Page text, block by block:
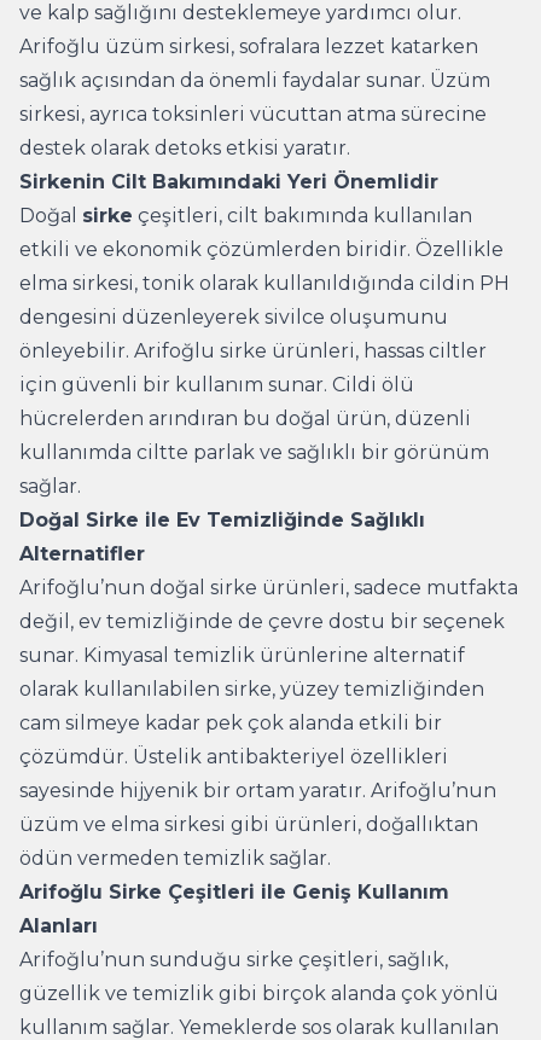
ve kalp sağlığını desteklemeye yardımcı olur.
Arifoğlu üzüm sirkesi, sofralara lezzet katarken
sağlık açısından da önemli faydalar sunar. Üzüm
sirkesi, ayrıca toksinleri vücuttan atma sürecine
destek olarak detoks etkisi yaratır.
Sirkenin Cilt Bakımındaki Yeri Önemlidir
Doğal sirke çeşitleri, cilt bakımında kullanılan
etkili ve ekonomik çözümlerden biridir. Özellikle
elma sirkesi, tonik olarak kullanıldığında cildin PH
dengesini düzenleyerek sivilce oluşumunu
önleyebilir. Arifoğlu sirke ürünleri, hassas ciltler
için güvenli bir kullanım sunar. Cildi ölü
hücrelerden arındıran bu doğal ürün, düzenli
kullanımda ciltte parlak ve sağlıklı bir görünüm
sağlar.
Doğal Sirke ile Ev Temizliğinde Sağlıklı
Alternatifler
Arifoğlu’nun doğal sirke ürünleri, sadece mutfakta
değil, ev temizliğinde de çevre dostu bir seçenek
sunar. Kimyasal temizlik ürünlerine alternatif
olarak kullanılabilen sirke, yüzey temizliğinden
cam silmeye kadar pek çok alanda etkili bir
çözümdür. Üstelik antibakteriyel özellikleri
sayesinde hijyenik bir ortam yaratır. Arifoğlu’nun
üzüm ve elma sirkesi gibi ürünleri, doğallıktan
ödün vermeden temizlik sağlar.
Arifoğlu Sirke Çeşitleri ile Geniş Kullanım
Alanları
Arifoğlu’nun sunduğu sirke çeşitleri, sağlık,
güzellik ve temizlik gibi birçok alanda çok yönlü
kullanım sağlar. Yemeklerde sos olarak kullanılan